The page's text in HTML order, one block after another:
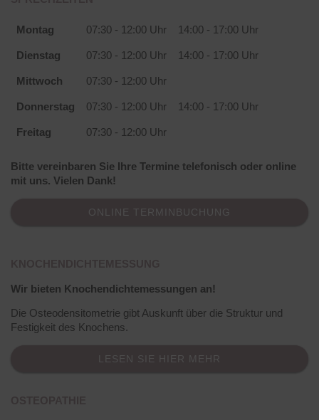
Montag 07:30 - 12:00 Uhr 14:00 - 17:00 Uhr
Dienstag 07:30 - 12:00 Uhr 14:00 - 17:00 Uhr
Mittwoch 07:30 - 12:00 Uhr
Donnerstag 07:30 - 12:00 Uhr 14:00 - 17:00 Uhr
Freitag 07:30 - 12:00 Uhr
Bitte vereinbaren Sie Ihre Termine telefonisch oder online
mit uns. Vielen Dank!
ONLINE TERMINBUCHUNG
Wir bieten Knochendichtemessungen an!
Die Osteodensitometrie gibt Auskunft über die Struktur und
Festigkeit des Knochens.
LESEN SIE HIER MEHR